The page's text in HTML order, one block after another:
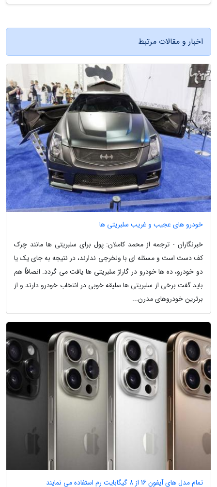
اخبار و مقالات مرتبط
خودرو های عجیب و غریب سلبریتی ها
خبرنگاران - ترجمه از محمد کاملان: پول برای سلبریتی ها مانند چرک
کف دست است و مسئله ای با ولخرجی ندارند، در نتیجه به جای یک یا
دو خودرو، ده ها خودرو در گاراژ سلبریتی ها یافت می گردد. انصافاً هم
باید گفت برخی از سلبریتی ها سلیقه خوبی در انتخاب خودرو دارند و از
برترین خودروهای مدرن...
تمام مدل های آیفون 16 از 8 گیگابایت رم استفاده می نمایند